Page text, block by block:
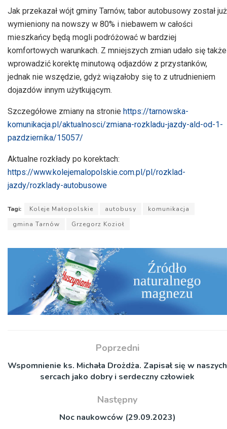
dźwiękowych
Jak przekazał wójt gminy Tarnów, tabor autobusowy został już
wymieniony na nowszy w 80% i niebawem w całości
mieszkańcy będą mogli podróżować w bardziej
komfortowych warunkach. Z mniejszych zmian udało się także
wprowadzić korektę minutową odjazdów z przystanków,
jednak nie wszędzie, gdyż wiązałoby się to z utrudnieniem
dojazdów innym użytkującym.
Szczegółowe zmiany na stronie https://tarnowska-
komunikacja.pl/aktualnosci/zmiana-rozkladu-jazdy-ald-od-1-
pazdziernika/15057/
Aktualne rozkłady po korektach:
https://www.kolejemalopolskie.com.pl/pl/rozklad-
jazdy/rozklady-autobusowe
Tagi: Koleje Małopolskie autobusy
komunikacja
gmina Tarnów
Grzegorz Kozioł
Poprzedni
Wspomnienie ks. Michała Drożdża. Zapisał się w naszych
sercach jako dobry i serdeczny człowiek
Następny
Noc naukowców (29.09.2023)